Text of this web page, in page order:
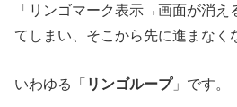
「リンゴマーク表示→画面が消え
てしまい、そこから先に進まなく
いわゆる「 リンゴループ」です。